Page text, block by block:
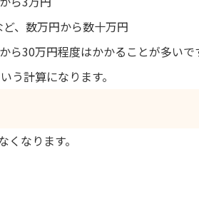
、数万円から数十万円
ら30万円程度はかかることが多いで
う計算になります。
なります。